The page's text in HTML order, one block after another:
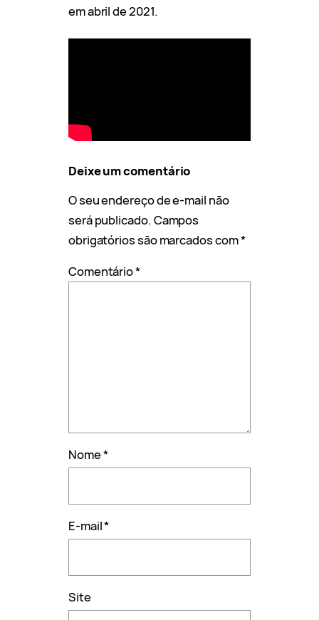
em abril de 2021.
Deixe um comentário
O seu endereço de e-mail não
será publicado. Campos
obrigatórios são marcados com*
Comentário*
Nome*
E-mail*
Site